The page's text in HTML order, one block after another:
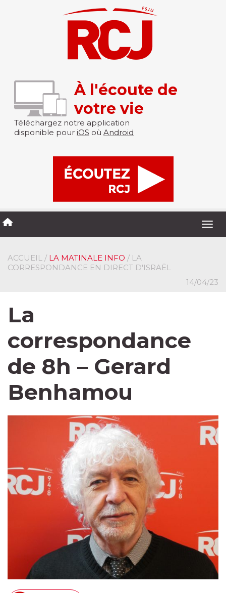
À l'écoute de
votre vie
Téléchargez notre application
disponible pour iOS où Android
ACCUEIL / LA MATINALE INFO / LA
CORRESPONDANCE EN DIRECT D'ISRAËL
14/04/23
La
correspondance
de 8h – Gerard
Benhamou